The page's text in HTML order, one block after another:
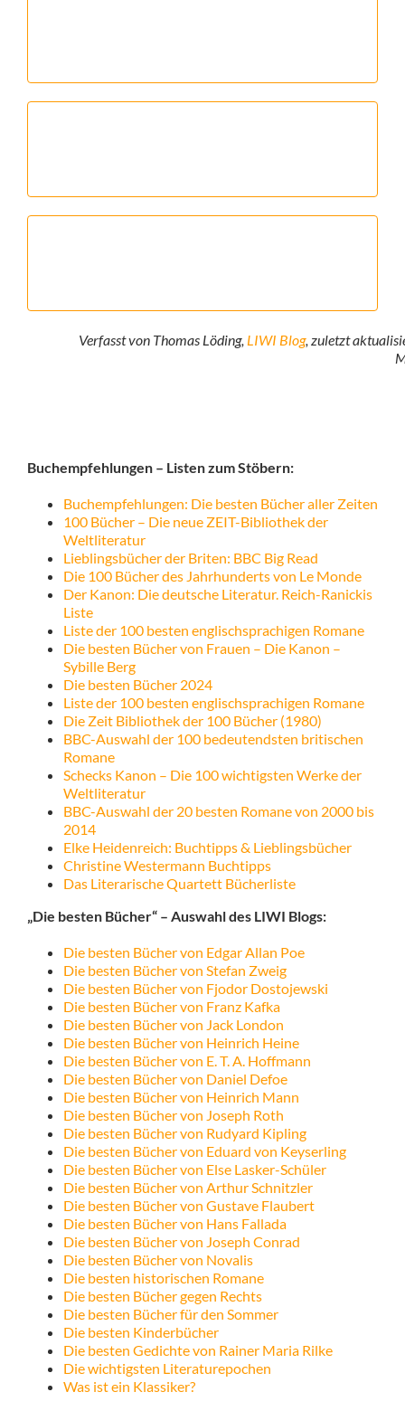
Verfasst von Thomas Löding, LIWI Blog, zuletzt
Buchempfehlungen – Listen zum Stöbern:
Buchempfehlungen: Die besten Bücher aller Zeiten
100 Bücher – Die neue ZEIT-Bibliothek der
Weltliteratur
Lieblingsbücher der Briten: BBC Big Read
Die 100 Bücher des Jahrhunderts von Le Monde
Der Kanon: Die deutsche Literatur. Reich-Ranickis
Liste
Liste der 100 besten englischsprachigen Romane
Die besten Bücher von Frauen – Die Kanon –
Sybille Berg
Die besten Bücher 2024
Liste der 100 besten englischsprachigen Romane
Die Zeit Bibliothek der 100 Bücher (1980)
BBC-Auswahl der 100 bedeutendsten britischen
Romane
Schecks Kanon – Die 100 wichtigsten Werke der
Weltliteratur
BBC-Auswahl der 20 besten Romane von 2000 bis
2014
Elke Heidenreich: Buchtipps & Lieblingsbücher
Christine Westermann Buchtipps
Das Literarische Quartett Bücherliste
„Die besten Bücher“ – Auswahl des LIWI Blogs:
Die besten Bücher von Edgar Allan Poe
Die besten Bücher von Stefan Zweig
Die besten Bücher von Fjodor Dostojewski
Die besten Bücher von Franz Kafka
Die besten Bücher von Jack London
Die besten Bücher von Heinrich Heine
Die besten Bücher von E. T. A. Hoffmann
Die besten Bücher von Daniel Defoe
Die besten Bücher von Heinrich Mann
Die besten Bücher von Joseph Roth
Die besten Bücher von Rudyard Kipling
Die besten Bücher von Eduard von Keyserling
Die besten Bücher von Else Lasker-Schüler
Die besten Bücher von Arthur Schnitzler
Die besten Bücher von Gustave Flaubert
Die besten Bücher von Hans Fallada
Die besten Bücher von Joseph Conrad
Die besten Bücher von Novalis
Die besten historischen Romane
Die besten Bücher gegen Rechts
Die besten Bücher für den Sommer
Die besten Kinderbücher
Die besten Gedichte von Rainer Maria Rilke
Die wichtigsten Literaturepochen
Was ist ein Klassiker?